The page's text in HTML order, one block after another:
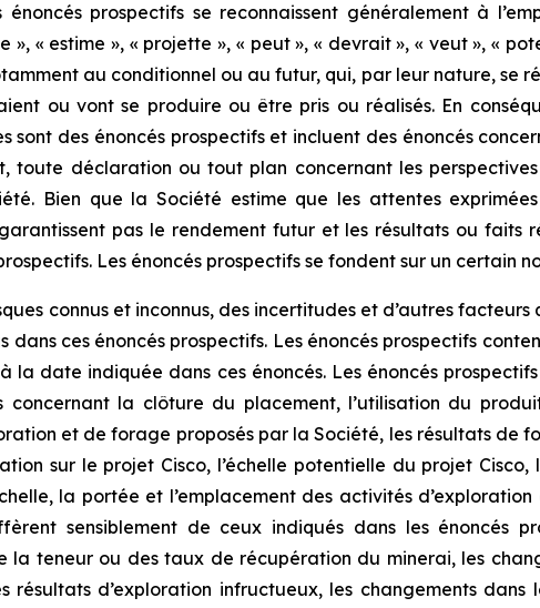
prospectifs se reconnaissent généralement à
», « estime », « projette », « peut », « devrait », « veut », «
au conditionnel ou au futur, qui, par leur nature, se
ou vont se produire ou être pris ou réalisés. En
sont des énoncés prospectifs et incluent des énoncés
toute déclaration ou tout plan concernant les
Bien que la Société estime que les attentes
garantissent pas le rendement futur et les résultats ou
Les énoncés prospectifs se fondent sur un certain
connus et inconnus, des incertitudes et d’autres
ces énoncés prospectifs. Les énoncés prospectifs
date indiquée dans ces énoncés. Les énoncés
concernant la clôture du placement, l’utilisation du
et de forage proposés par la Société, les résultats de
sur le projet Cisco, l’échelle potentielle du projet
la portée et l’emplacement des activités
sensiblement de ceux indiqués dans les énoncés
la teneur ou des taux de récupération du minerai, les
résultats d’exploration infructueux, les changements